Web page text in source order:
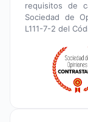
requisitos de
Sociedad de
L111-7-2 del